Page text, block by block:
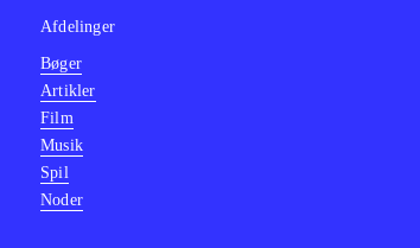
Afdelinger
Bøger
Artikler
Film
Musik
Spil
Noder